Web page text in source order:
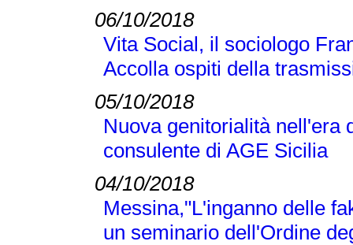
06/10/2018
Vita Social, il sociologo
Accolla ospiti della
05/10/2018
Nuova genitorialità nell'era
consulente di AGE Sicilia
04/10/2018
Messina,"L'inganno delle
un seminario dell'Ordine